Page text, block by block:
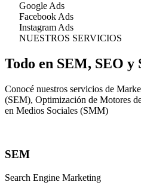
Google Ads
Facebook Ads
Instagram Ads
NUESTROS SERVICIOS
Todo en SEM, SEO y
Conocé nuestros servicios de
(SEM), Optimización de Motores
en Medios Sociales (SMM)
SEM
Search Engine Marketing